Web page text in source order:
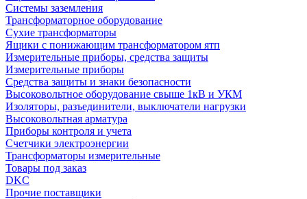
Системы заземления
Трансформаторное оборудование
Сухие трансформаторы
Ящики с понижающим трансформатором ятп
Измерительные приборы, средства защиты
Измерительные приборы
Средства защиты и знаки безопасности
Высоковольтное оборудование свыше 1кВ и УКМ
Изоляторы, разъединители, выключатели нагрузки
Высоковольтная арматура
Приборы контроля и учета
Счетчики электроэнергии
Трансформаторы измерительные
Товары под заказ
DKC
Прочие поставщики